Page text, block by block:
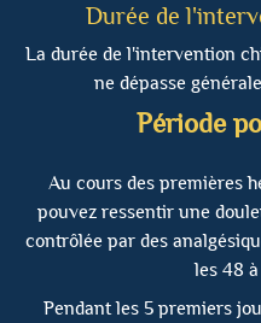
Durée de
La durée de l'intervention
ne dépasse
Période
Au cours des premières
pouvez ressentir une
contrôlée par des
les 48
Pendant les 5 premiers